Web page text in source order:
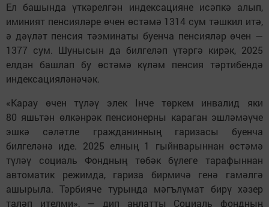
Ел башында үткәрелгән индексацияне исәпкә алып,
иминият пенсияләре өчен өстәмә 1314 сум тәшкил итә,
ә дәүләт пенсия тәэминаты буенча пенсияләр өчен —
1377 сум. Шунысын да билгеләп үтәргә кирәк, 2025
елдан башлап бу өстәмә күләм пенсия тәртибендә
индексацияләнәчәк.
«Карау өчен түләү элек Iнче төркем инвалид яки
80 яшьтән өлкәнрәк пенсионерны караган эшләмәүче
эшкә сәләтле гражданинның гаризасы буенча
билгеләнә иде. 2025 елның 1 гыйнварыннан өстәмә
түләү социаль Фондның төбәк бүлеге тарафыннан
автоматик режимда, гариза бирмичә генә гамәлгә
ашырыла. Тәрбияче турында мәгълүмат бирү хәзер
таләп ителми», — дип аңлатты Социаль фондның